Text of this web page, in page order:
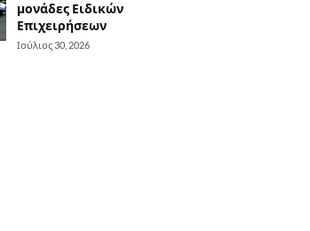
μονάδες Ειδικών
Επιχειρήσεων
Ιούλιος 30, 2026